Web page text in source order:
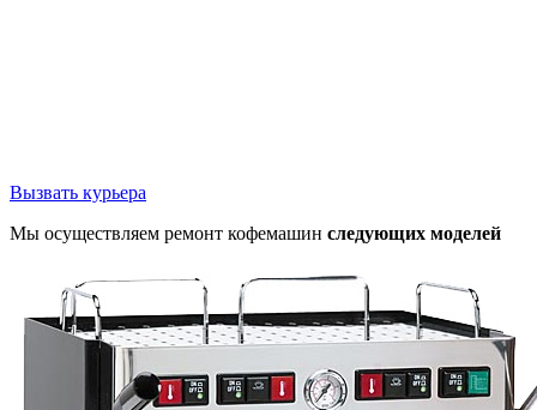
Вызвать курьера
Мы осуществляем ремонт кофемашин следующих моделей